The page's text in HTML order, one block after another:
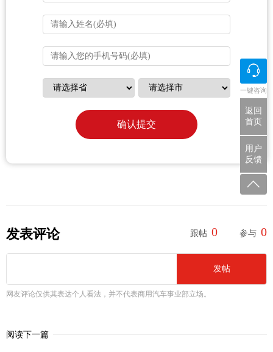
确认提交
发表评论 跟帖 0 参与 0
发帖
网友评论仅供其表达个人看法，并不代表商用汽车事业部立场。
阅读下一篇
一键咨询
返回
首页
用户
反馈